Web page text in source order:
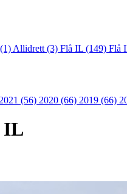
Allidrett (3) Flå IL (149) Flå
2021 (56) 2020 (66) 2019 (66)
IL